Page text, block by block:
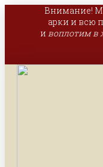
Внимание!
арки и всю
и воплотим в